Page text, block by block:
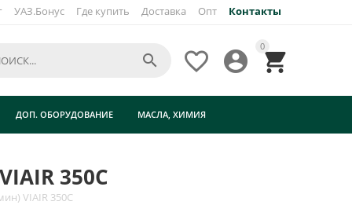
УАЗ.Бонус Где купить Доставка Опт Контакты
0




ДОП. ОБОРУДОВАНИЕ МАСЛА, ХИМИЯ
350C
VIAIR 350C